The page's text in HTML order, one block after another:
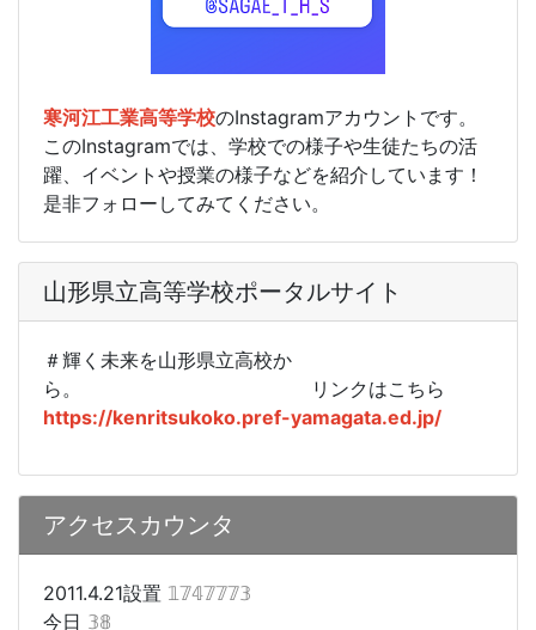
寒河江工業高等学校のInstagramアカウントです。
このInstagramでは、学校での様子や生徒たちの活
躍、イベントや授業の様子などを紹介しています！
是非フォローしてみてください。
山形県立高等学校ポータルサイト
＃輝く未来を山形県立高校か
ら。
リンクはこちら
https://kenritsukoko.pref-yamagata.ed.jp/
アクセスカウンタ
2011.4.21設置 𝟙𝟟𝟜𝟟𝟟𝟟𝟛
今日 𝟛𝟠